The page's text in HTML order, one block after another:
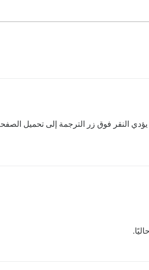
يؤدي النقر فوق زر الترجمة إلى تحميل